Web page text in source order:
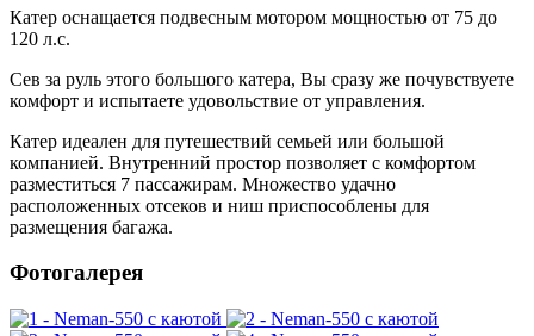
Катер оснащается подвесным мотором мощностью от 75 до
120 л.с.
Сев за руль этого большого катера, Вы сразу же почувствуете
комфорт и испытаете удовольствие от управления.
Катер идеален для путешествий семьей или большой
компанией. Внутренний простор позволяет с комфортом
разместиться 7 пассажирам. Множество удачно
расположенных отсеков и ниш приспособлены для
размещения багажа.
Фотогалерея